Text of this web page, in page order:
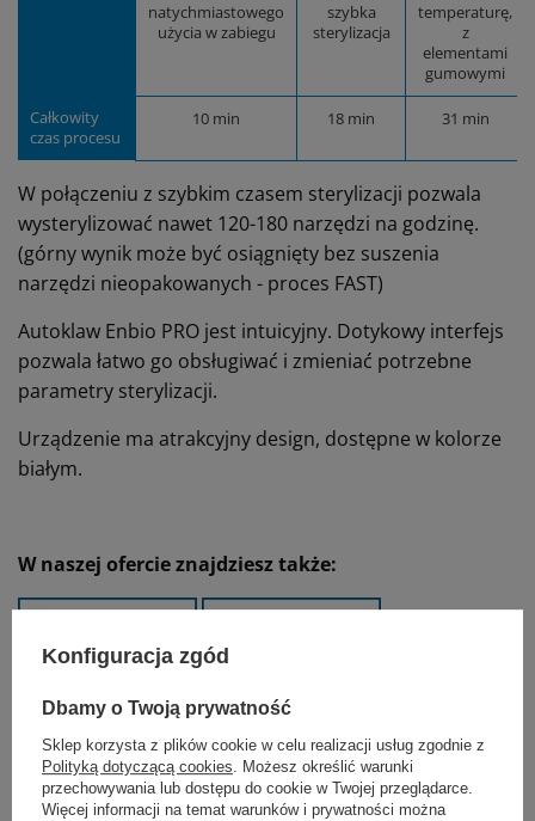
natychmiastowego
użycia w zabiegu
szybka
sterylizacja
temperaturę,
z
elementami
gumowymi
Całkowity
czas procesu
10 min 18 min 31 min
W połączeniu z szybkim czasem sterylizacji pozwala
wysterylizować nawet 120-180 narzędzi na godzinę.
(górny wynik może być osiągnięty bez suszenia
narzędzi nieopakowanych - proces FAST)
Autoklaw Enbio PRO jest intuicyjny. Dotykowy interfejs
pozwala łatwo go obsługiwać i zmieniać potrzebne
parametry sterylizacji.
Urządzenie ma atrakcyjny design, dostępne w kolorze
białym.
W naszej ofercie znajdziesz także:
Konfiguracja zgód
Dbamy o Twoją prywatność
Sklep korzysta z plików cookie w celu realizacji usług zgodnie z
Polityką dotyczącą cookies. Możesz określić warunki
przechowywania lub dostępu do cookie w Twojej przeglądarce.
Więcej informacji na temat warunków i prywatności można